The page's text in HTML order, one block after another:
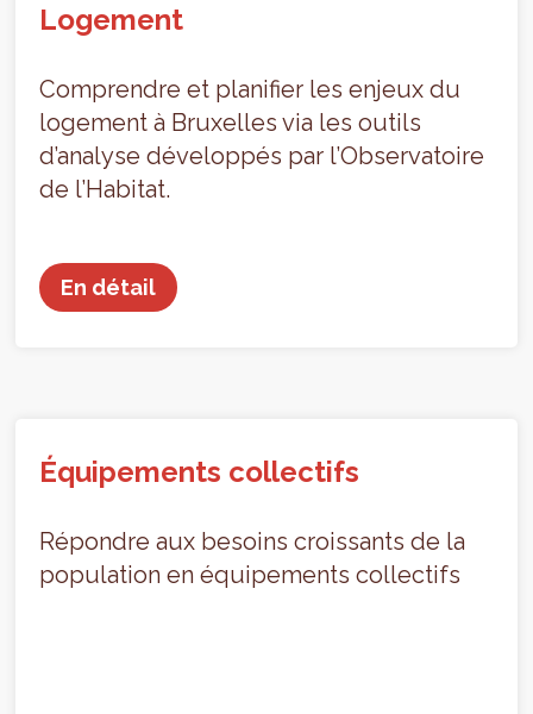
Logement
Comprendre et planifier les enjeux du
logement à Bruxelles via les outils
d’analyse développés par l’Observatoire
de l’Habitat.
En détail
Équipements collectifs
Répondre aux besoins croissants de la
population en équipements collectifs